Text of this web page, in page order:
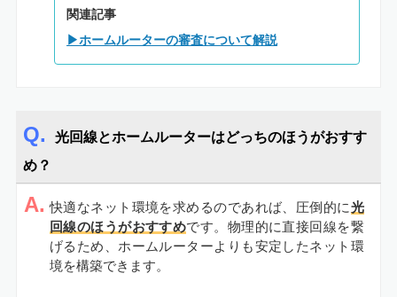
関連記事
▶ホームルーターの審査について解説
光回線とホームルーターはどっちのほうがおすす
め？
A. 快適なネット環境を求めるのであれば、圧倒的に光
回線のほうがおすすめです。物理的に直接回線を繋
げるため、ホームルーターよりも安定したネット環
境を構築できます。